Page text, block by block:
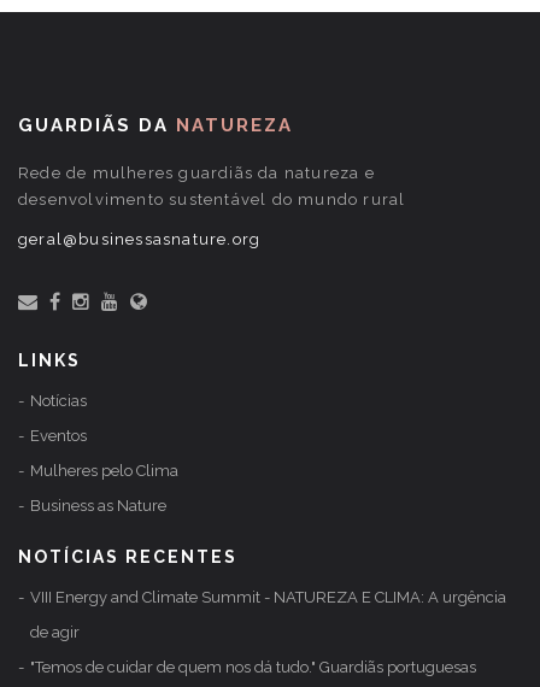
GUARDIÃS DA NATUREZA
Rede de mulheres guardiãs da natureza e
desenvolvimento sustentável do mundo rural
geral@businessasnature.org
LINKS
Notícias
Eventos
Mulheres pelo Clima
Business as Nature
NOTÍCIAS RECENTES
VIII Energy and Climate Summit - NATUREZA E CLIMA: A urgência
de agir
"Temos de cuidar de quem nos dá tudo." Guardiãs portuguesas